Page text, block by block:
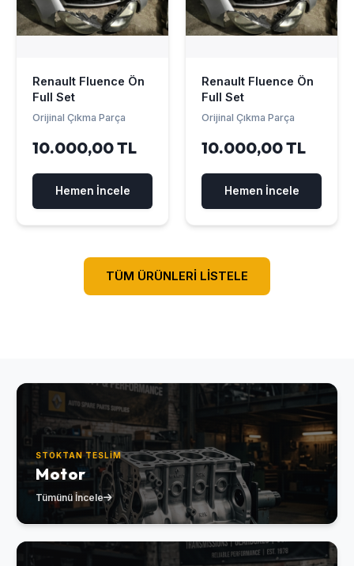
Renault Fluence Ön
Full Set
Orijinal Çıkma Parça
10.000,00 TL
Hemen İncele
Renault Fluence Ön
Full Set
Orijinal Çıkma Parça
10.000,00 TL
Hemen İncele
TÜM ÜRÜNLERİ LİSTELE
STOKTAN TESLIM
Motor
Tümünü İncele